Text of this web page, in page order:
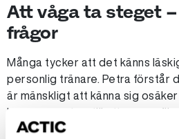
Att våga ta steget
frågor
Många tycker att det känns
personlig tränare. Petra förstår
är mänskligt att känna sig
hon uppmuntrar till att vara